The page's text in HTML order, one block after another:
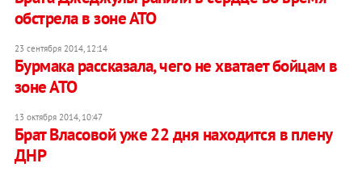
обстрела в зоне АТО
23 сентября 2014, 12:14
Бурмака рассказала, чего не хватает бойцам в
зоне АТО
13 октября 2014, 10:47
Брат Власовой уже 22 дня находится в плену
ДНР